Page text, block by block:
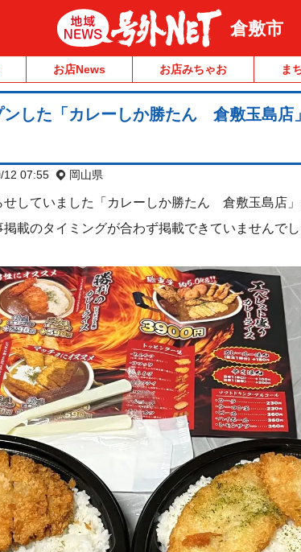
倉敷市
お店News お店みちゃお ま
ンした「カレーしか勝たん 倉敷玉島店
12 07:55 岡山県
せしていました「カレーしか勝たん 倉敷玉島店
載のタイミングが合わず掲載できていませんで